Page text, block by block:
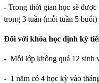
- Trong thời gian học sẽ
trong 3 tuần (mỗi tuần 5 buổi)
Đối với khóa học định kỳ
- Mỗi lớp không quá 12 sinh
- 1 năm có 4 học kỳ vào